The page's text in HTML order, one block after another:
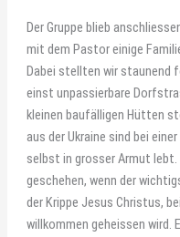
Der Gruppe blieb
mit dem Pastor einige
Dabei stellten wir staunend
einst unpassierbare
kleinen baufälligen Hütten
aus der Ukraine sind bei
selbst in grosser Armut lebt.
geschehen, wenn der
der Krippe Jesus Christus,
willkommen geheissen wird.